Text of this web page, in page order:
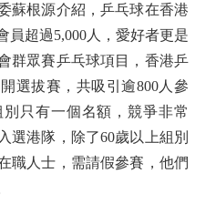
根源介紹，乒乓球在香港
員超過5,000人，愛好者更是
群眾賽乒乓球項目，香港乒
選拔賽，共吸引逾800人參
只有一個名額，競爭非常
選港隊，除了60歲以上組別
職人士，需請假參賽，他們